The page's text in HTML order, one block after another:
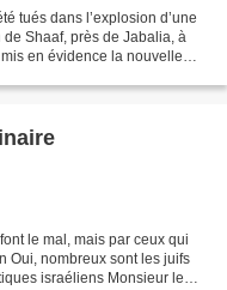
tués dans l’explosion d’une
Shaaf, près de Jabalia, à
en évidence la nouvelle
le mal, mais par ceux qui
Oui, nombreux sont les juifs
israéliens Monsieur le